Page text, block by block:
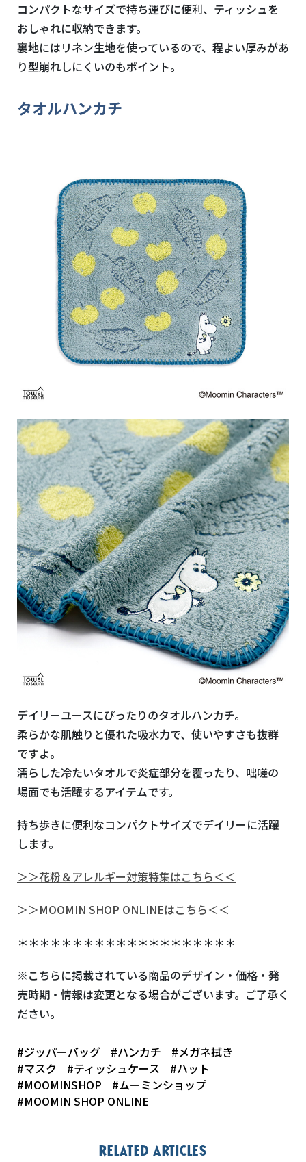
コンパクトなサイズで持ち運びに便利、ティッシュを
おしゃれに収納できます。
裏地にはリネン生地を使っているので、程よい厚みがあ
り型崩れしにくいのもポイント。
タオルハンカチ
デイリーユースにぴったりのタオルハンカチ。
柔らかな肌触りと優れた吸水力で、使いやすさも抜群
ですよ。
濡らした冷たいタオルで炎症部分を覆ったり、咄嗟の
場面でも活躍するアイテムです。
持ち歩きに便利なコンパクトサイズでデイリーに活躍
します。
＞＞花粉＆アレルギー対策特集はこちら＜＜
＞＞MOOMIN SHOP ONLINEはこちら＜＜
＊＊＊＊＊＊＊＊＊＊＊＊＊＊＊＊＊＊＊＊
※こちらに掲載されている商品のデザイン・価格・発
売時期・情報は変更となる場合がございます。ご了承く
ださい。
#ジッパーバッグ #ハンカチ
#メガネ拭き
#マスク
#ティッシュケース
#ハット
#MOOMINSHOP
#ムーミンショップ
#MOOMIN SHOP ONLINE
Related articles